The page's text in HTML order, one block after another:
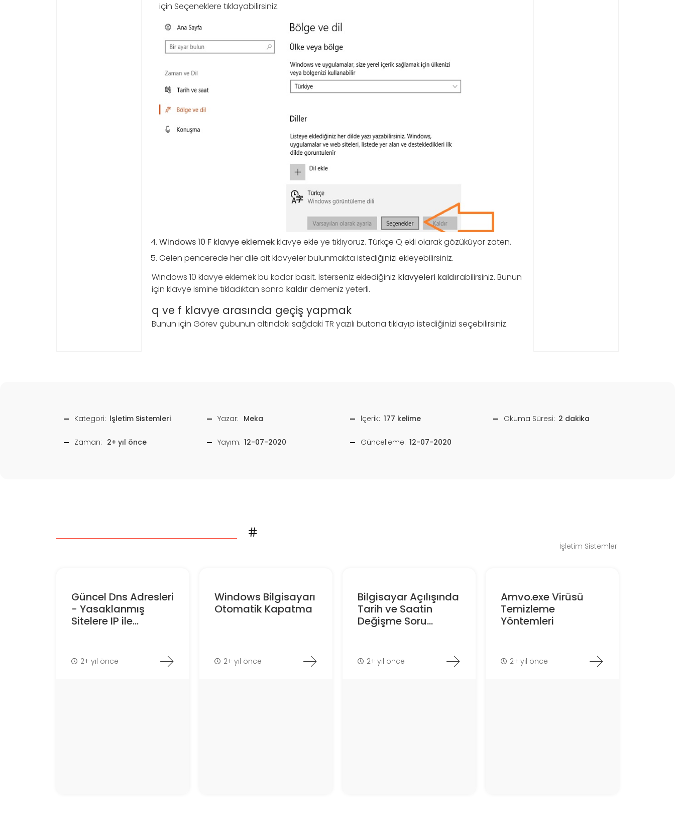
için Seçeneklere tıklayabilirsiniz.
Windows 10 F klavye eklemekklavye ekle ye tıklıyoruz. Türkçe Q ekli olarak gözüküyor zaten.
Gelen pencerede her dile ait klavyeler bulunmakta istediğinizi ekleyebilirsiniz.
Windows 10 klavye eklemek bu kadar basit. İsterseniz eklediğiniz klavyeleri kaldırabilirsiniz. Bunun
için klavye ismine tıkladıktan sonra kaldırdemeniz yeterli.
q ve f klavye arasında geçiş yapmak
Bunun için Görev çubunun altındaki sağdaki TR yazılı butona tıklayıp istediğinizi seçebilirsiniz.
Kategori: İşletim Sistemleri Yazar: Meka İçerik: 177 kelime Okuma Süresi: 2 dakika
Zaman: 2+ yıl önce Yayım: 12-07-2020 Güncelleme: 12-07-2020
İşletim Sistemleri
Güncel Dns Adresleri
- Yasaklanmış
Sitelere IP ile...
2+ yıl önce
Windows Bilgisayarı
Otomatik Kapatma
2+ yıl önce
Bilgisayar Açılışında
Tarih ve Saatin
Değişme Soru...
2+ yıl önce
Amvo.exe Virüsü
Temizleme
Yöntemleri
2+ yıl önce